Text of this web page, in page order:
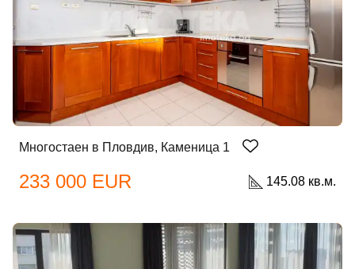
Многостаен в Пловдив, Каменица 1
233 000 EUR 145.08 кв.м.